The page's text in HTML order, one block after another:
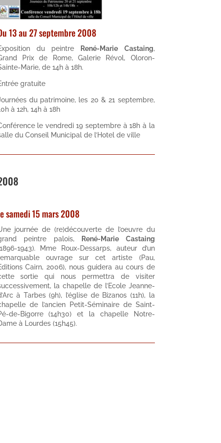
13 au 27 septembre 2008
du peintre René-Marie Castaing,
Prix de Rome, Galerie Révol, Oloron-
Marie, de 14h à 18h.
gratuite
du patrimoine, les 20 & 21 septembre,
à 12h, 14h à 18h
le vendredi 19 septembre à 18h à la
du Conseil Municipal de l’Hotel de ville
samedi 15 mars 2008
journée de (re)découverte de l’oeuvre du
peintre palois, René-Marie Castaing
1943). Mme Roux-Dessarps, auteur d’un
ouvrage sur cet artiste (Pau,
Cairn, 2006), nous guidera au cours de
sortie qui nous permettra de visiter
la chapelle de l’Ecole Jeanne-
à Tarbes (9h), l’église de Bizanos (11h), la
de l’ancien Petit-Séminaire de Saint-
de-Bigorre (14h30) et la chapelle Notre-
à Lourdes (15h45).